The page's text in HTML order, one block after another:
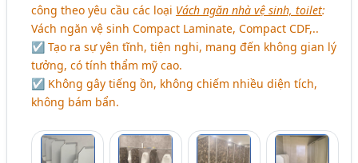
công theo yêu cầu các loại Vách ngăn nhà vệ sinh, toilet:
Vách ngăn vệ sinh Compact Laminate, Compact CDF,..
☑ Tạo ra sự yên tĩnh, tiện nghi, mang đến không gian lý
tưởng, có tính thẩm mỹ cao.
☑ Không gây tiếng ồn, không chiếm nhiều diện tích,
không bám bẩn.